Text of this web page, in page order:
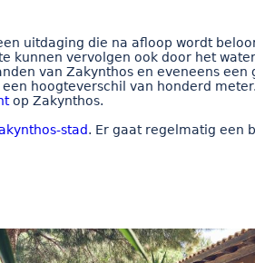
uitdaging die na afloop wordt
kunnen vervolgen ook door het
van Zakynthos en eveneens
hoogteverschil van honderd
op Zakynthos.
stad. Er gaat regelmatig een